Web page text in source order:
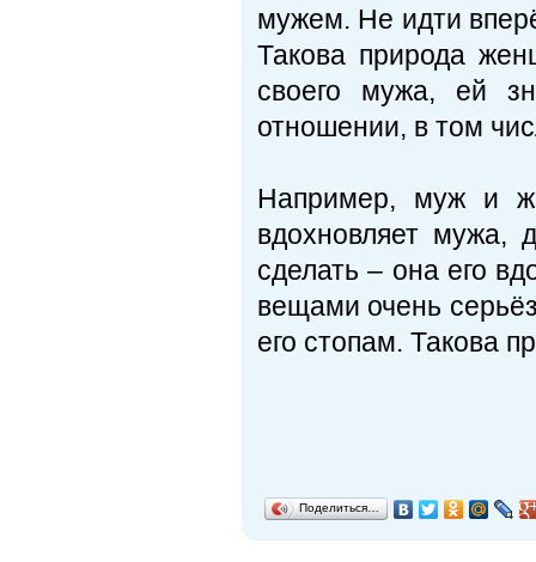
мужем. Не идти
Такова природа
своего мужа, ей
отношении, в том
Например, муж и
вдохновляет мужа,
сделать – она его
вещами очень
его стопам. Такова
Поделиться…